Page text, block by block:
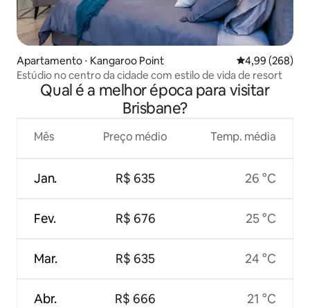
Apartamento ⋅ Kangaroo Point 4,99 de uma
4,99 (268)
Estúdio no centro da cidade com estilo de vida de resort
Qual é a melhor época para visitar
Brisbane?
Mês
Jan.
Fev.
Mar.
Abr.
Preço médio
R$ 635
R$ 676
R$ 635
R$ 666
Temp. média
26 °C
25 °C
24 °C
21 °C